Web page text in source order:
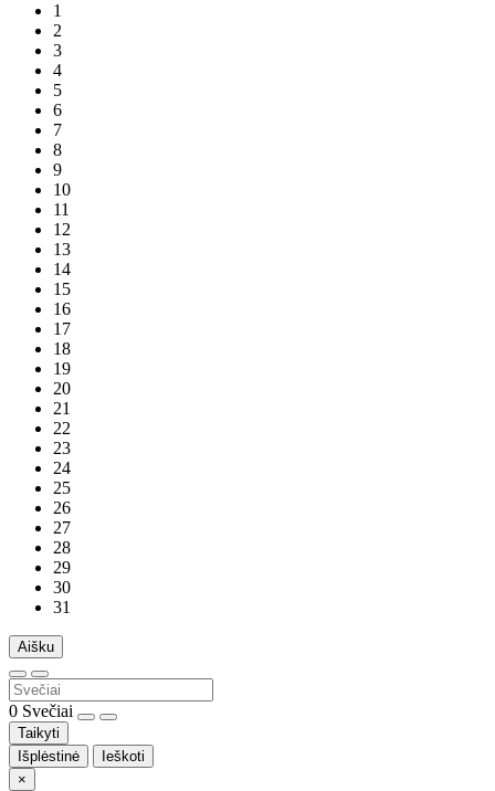
1
2
3
4
5
6
7
8
9
10
11
12
13
14
15
16
17
18
19
20
21
22
23
24
25
26
27
28
29
30
31
Aišku
0 Svečiai
Taikyti
Išplėstinė
Ieškoti
×